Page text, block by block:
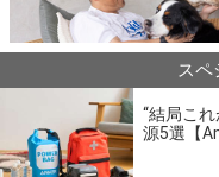
スペ
“結局こ
源5選【